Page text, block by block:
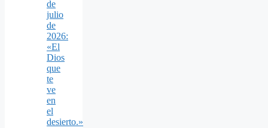
de
julio
de
2026:
«El
Dios
que
te
ve
en
el
desierto.»